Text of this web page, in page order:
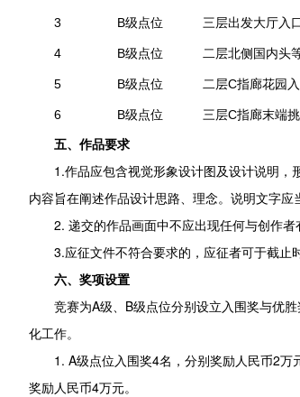
3 B级点位 三层出发大厅入
4 B级点位 二层北侧国内头
5 B级点位 二层C指廊花园
6 B级点位 三层C指廊末端
五、作品要求
1.作品应包含视觉形象设计图及设计说明
内容旨在阐述作品设计思路、理念。说明文字应
2. 递交的作品画面中不应出现任何与创作者
3.应征文件不符合要求的，应征者可于截止
六、奖项设置
竞赛为A级、B级点位分别设立入围奖与优
化工作。
1. A级点位入围奖4名，分别奖励人民币2
奖励人民币4万元。